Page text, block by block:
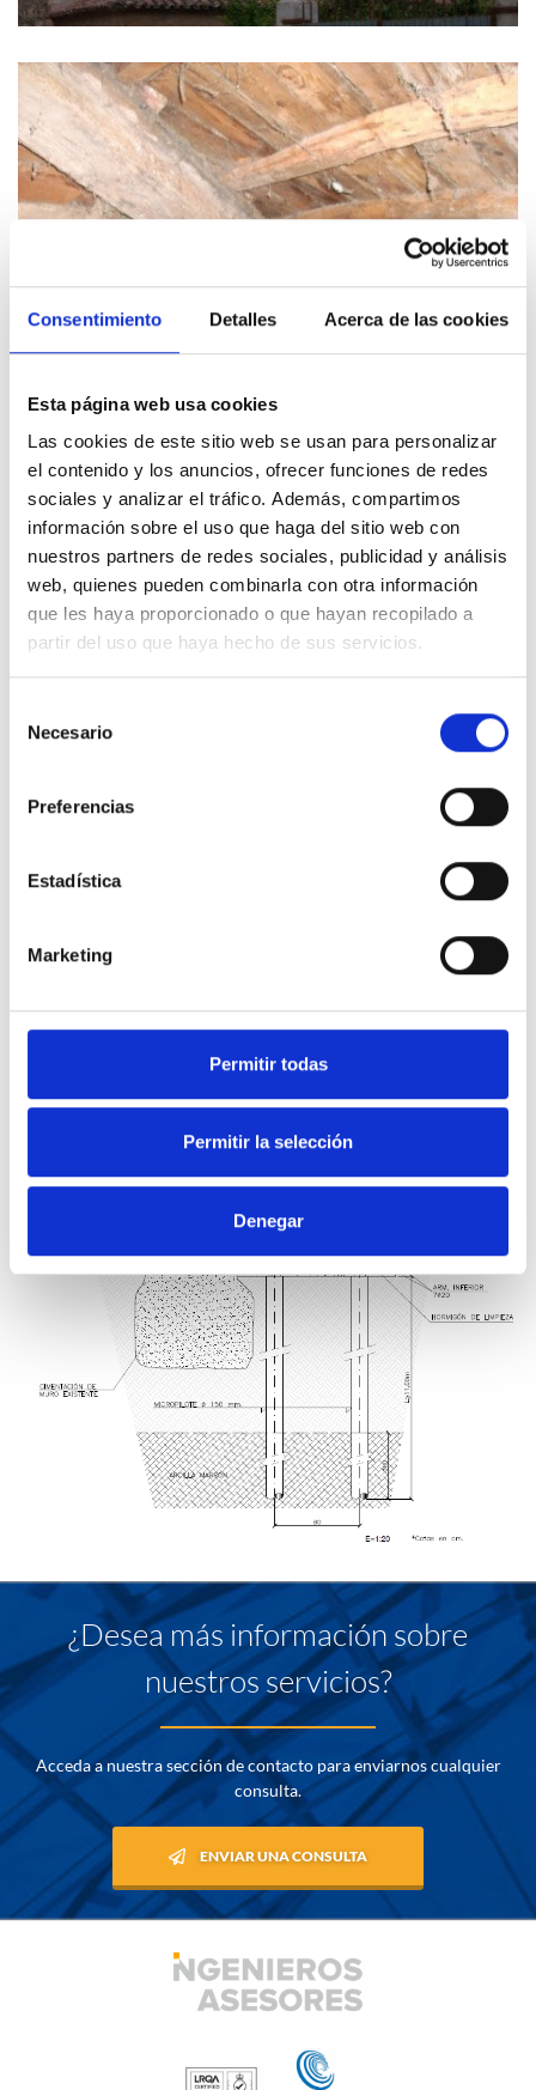
Consentimiento Detalles Acerca de las cookies
Esta página web usa cookies
Las cookies de este sitio web se usan para personalizar
el contenido y los anuncios, ofrecer funciones de redes
sociales y analizar el tráfico. Además, compartimos
información sobre el uso que haga del sitio web con
nuestros partners de redes sociales, publicidad y análisis
web, quienes pueden combinarla con otra información
que les haya proporcionado o que hayan recopilado a
partir del uso que haya hecho de sus servicios.
Necesario
Preferencias
Estadística
Marketing
Permitir todas
Permitir la selección
Denegar
¿Desea más información sobre
nuestros servicios?
Acceda a nuestra sección de contacto para enviarnos cualquier
consulta.
ENVIAR UNA CONSULTA